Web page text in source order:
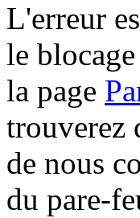
L'erreur
le
la page
trouverez
de nous
du pare-